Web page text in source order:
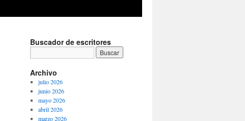
Buscador de escritores
Archivo
julio 2026
junio 2026
mayo 2026
abril 2026
marzo 2026